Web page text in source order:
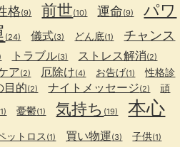
格(9) 前世(10) 運命(9)
パワ
(24) 儀式(3) どん底(1) チャンス
トラブル(3) ストレス解消(2)
ア(2) 厄除け(4) お告げ(1)
性格診
目的(2) ナイトメッセージ(2)
頑
憂鬱(1) 気持ち (19) 本心
ットロス (1) 買い物運(3) 子供(1)